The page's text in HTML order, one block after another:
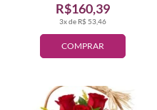
COMPRAR
3x de R$ 53,46
R$160,39